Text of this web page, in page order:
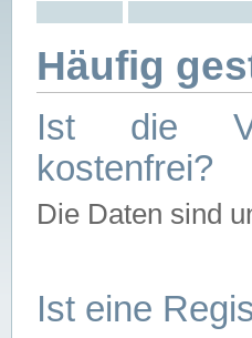
Häufig
Ist die
kostenfrei?
Die Daten sind
Ist eine